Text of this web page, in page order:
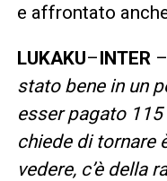
e affrontato
LUKAKU–INTER –
stato bene in un
esser pagato
chiede di tornare
vedere, c’è della